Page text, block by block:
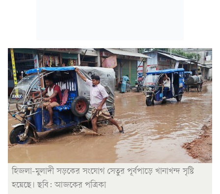
হিজলা-মুলাদী সড়কের সংযোগ সেতুর পূর্বপাড়ে খানাখন্দ সৃষ্টি
হয়েছে। ছবি: আজকের পত্রিকা